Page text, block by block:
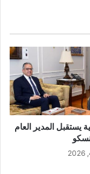
يستقبل المدير العام